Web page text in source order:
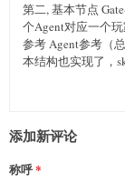
第二, 基本节点
个Agent对应一个玩
参考 Agent参考（
本结构也实现了，
添加新评论
称呼